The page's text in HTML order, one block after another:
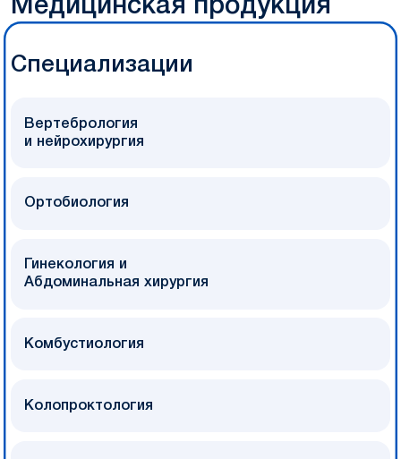
Медицинская продукция
Специализации
Вертебрология
и нейрохирургия
Ортобиология
Гинекология и
Абдоминальная хирургия
Комбустиология
Колопроктология